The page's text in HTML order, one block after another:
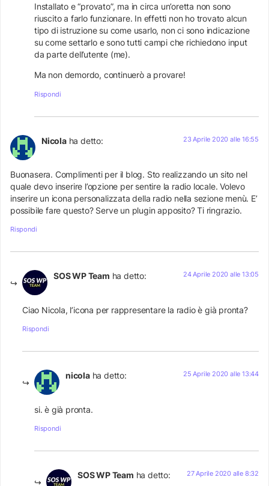
Installato e “provato”, ma in circa un’oretta non sono
riuscito a farlo funzionare. In effetti non ho trovato alcun
tipo di istruzione su come usarlo, non ci sono indicazione
su come settarlo e sono tutti campi che richiedono input
da parte dell’utente (me).
Ma non demordo, continuerò a provare!
Rispondi
Nicola ha detto: 23 Aprile 2020 alle 16:55
Buonasera. Complimenti per il blog. Sto realizzando un sito nel
quale devo inserire l’opzione per sentire la radio locale. Volevo
inserire un icona personalizzata della radio nella sezione menù. E’
possibile fare questo? Serve un plugin apposito? Ti ringrazio.
Rispondi
SOS WP Team ha detto: 24 Aprile 2020 alle 13:05
Ciao Nicola, l’icona per rappresentare la radio è già pronta?
Rispondi
nicola ha detto: 25 Aprile 2020 alle 13:44
si. è già pronta.
Rispondi
SOS WP Team ha detto: 27 Aprile 2020 alle 8:32